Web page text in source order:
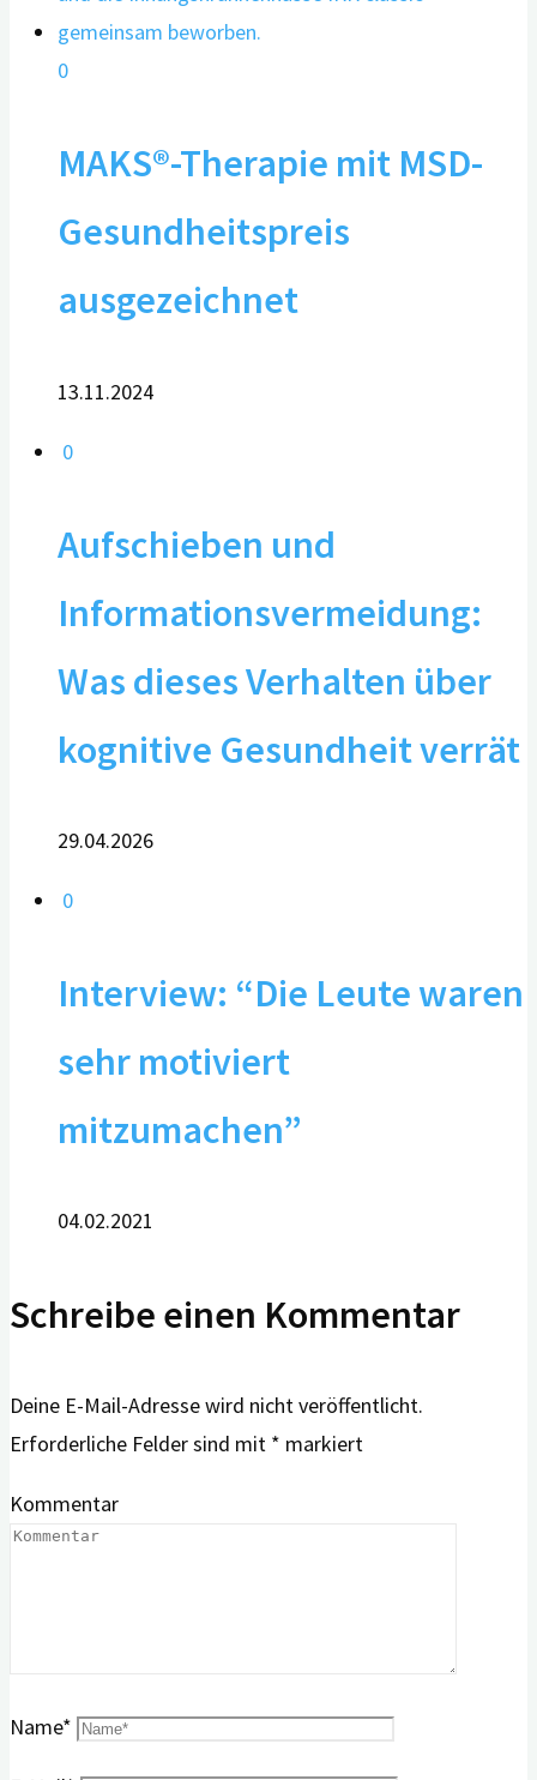
0
MAKS®-Therapie mit MSD-
Gesundheitspreis
ausgezeichnet
13.11.2024
0
Aufschieben und
Informationsvermeidung:
Was dieses Verhalten über
kognitive Gesundheit verrät
29.04.2026
0
Interview: “Die Leute waren
sehr motiviert
mitzumachen”
04.02.2021
Schreibe einen Kommentar
Deine E-Mail-Adresse wird nicht veröffentlicht.
Erforderliche Felder sind mit * markiert
Kommentar
Name*